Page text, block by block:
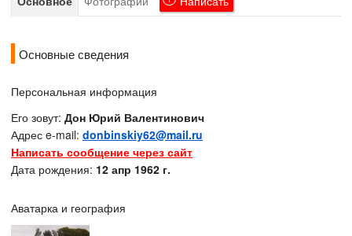
Новости
Основные сведения
Персональная информация
Его зовут: Дон Юрий Валентинович
Адрес e-mail: donbinskiy62@mail.ru
Написать сообщение через сайт
Дата рождения: 12 апр 1962 г.
Аватарка и география